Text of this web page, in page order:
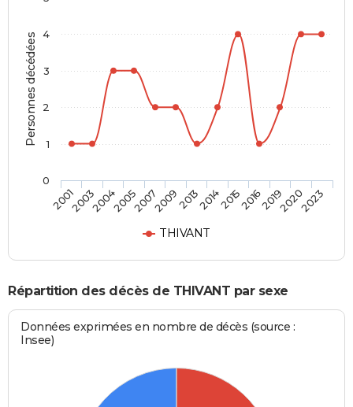
Personnes décédées
THIVANT
2001200320042005200720092013201420152016201920202023
0
1
2
3
4
Répartition des décès de THIVANT par sexe
Données exprimées en nombre de décès (source :
Insee)